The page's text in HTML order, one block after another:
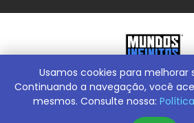
Mundos Infinitos - Publicações e
Publicações e Assinaturas Ltda. CNPJ
Conheça nossa Loja Física:Rua
Usamos cookies para melhorar
Continuando a navegação, você
mesmos. Consulte nossa: